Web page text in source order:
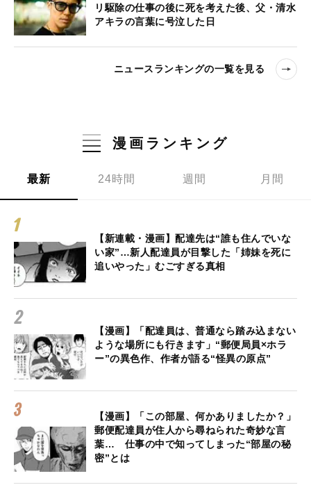
リ駆除の仕事の後に死を考えた後、父・清水
アキラの言葉に号泣した日
ニュースランキングの一覧を見る
漫画ランキング
最新 24時間 週間 月間
【新連載・漫画】配達先は“誰も住んでいな
い家”…新人配達員が目撃した「姉妹を死に
追いやった」むごすぎる真相
【漫画】「配達員は、普通なら踏み込まない
ような場所にも行きます」“郵便局員×ホラ
ー”の異色作、作者が語る“怪異の原点”
【漫画】「この部屋、何かありましたか？」
郵便配達員が住人から尋ねられた奇妙な言
葉… 仕事の中で知ってしまった“部屋の秘
密”とは